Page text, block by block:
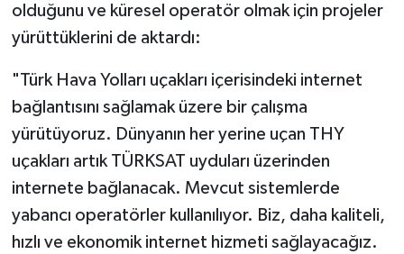
olduğunu ve küresel operatör olmak için projeler
yürüttüklerini de aktardı:
"Türk Hava Yolları uçakları içerisindeki internet
bağlantısını sağlamak üzere bir çalışma
yürütüyoruz. Dünyanın her yerine uçan THY
uçakları artık TÜRKSAT uyduları üzerinden
internete bağlanacak. Mevcut sistemlerde
yabancı operatörler kullanılıyor. Biz, daha kaliteli,
hızlı ve ekonomik internet hizmeti sağlayacağız.